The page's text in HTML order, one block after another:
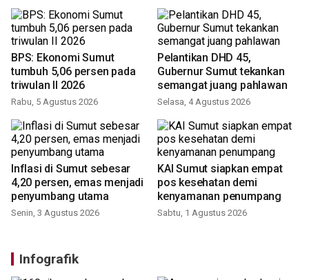
BPS: Ekonomi Sumut
tumbuh 5,06 persen pada
triwulan II 2026
Rabu, 5 Agustus 2026
Pelantikan DHD 45,
Gubernur Sumut tekankan
semangat juang pahlawan
Selasa, 4 Agustus 2026
Inflasi di Sumut sebesar
4,20 persen, emas menjadi
penyumbang utama
Senin, 3 Agustus 2026
KAI Sumut siapkan empat
pos kesehatan demi
kenyamanan penumpang
Sabtu, 1 Agustus 2026
Infografik